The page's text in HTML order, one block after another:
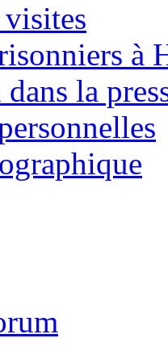
à
la